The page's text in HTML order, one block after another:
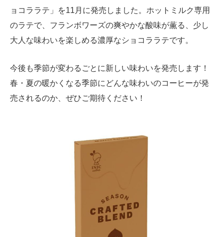
ョコララテ」を11月に発売しました。ホットミルク専用
のラテで、フランボワーズの爽やかな酸味が薫る、少し
大人な味わいを楽しめる濃厚なショコララテです。
今後も季節が変わるごとに新しい味わいを発売します！
春・夏の暖かくなる季節にどんな味わいのコーヒーが発
売されるのか、ぜひご期待ください！